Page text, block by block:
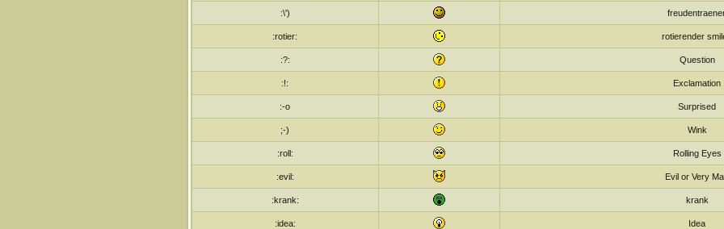
:\')
:rotier: rotierender
:?: Question
:!: Exclamation
:-o Surprised
;-) Wink
:roll: Rolling Eyes
:evil: Evil or Very
:krank: krank
:idea: Idea